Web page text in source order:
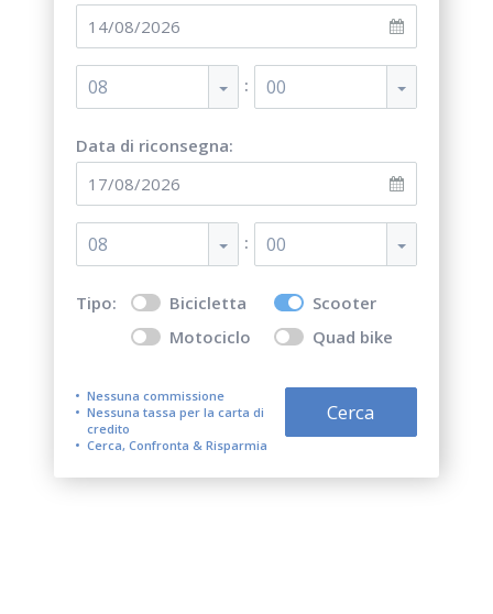
08 : 00
Data di riconsegna:
08 : 00
Tipo: Bicicletta
Scooter
Motociclo
Quad bike
Nessuna commissione
Nessuna tassa per la carta di
credito
Cerca, Confronta & Risparmia
Cerca